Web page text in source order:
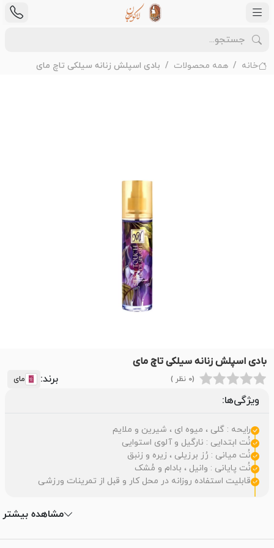
خانه همه محصولات بادی اسپلش زنانه سیلکی تاچ مای
بادی اسپلش زنانه سیلکی تاچ مای
(0 نظر ) برند: مای
ویژگی‌ها:
رایحه : گلی ، میوه ای ، شیرین و ملایم
نُت ابتدایی : نارگیل و آلوی استوایی
نُت میانی : رُز برزیلی ، زیره و زنبق
نُت پایانی : وانیل ، بادام و مُشک
قابلیت استفاده روزانه در محل کار و قبل از تمرینات ورزشی
مشاهده بیشتر